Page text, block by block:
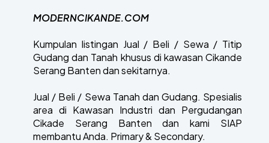
MODERNCIKANDE.COM
Kumpulan listingan Jual / Beli / Sewa / Titip
Gudang dan Tanah khusus di kawasan Cikande
Serang Banten dan sekitarnya.
Jual / Beli / Sewa Tanah dan Gudang. Spesialis
area di Kawasan Industri dan Pergudangan
Cikade Serang Banten dan kami SIAP
membantu Anda. Primary & Secondary.